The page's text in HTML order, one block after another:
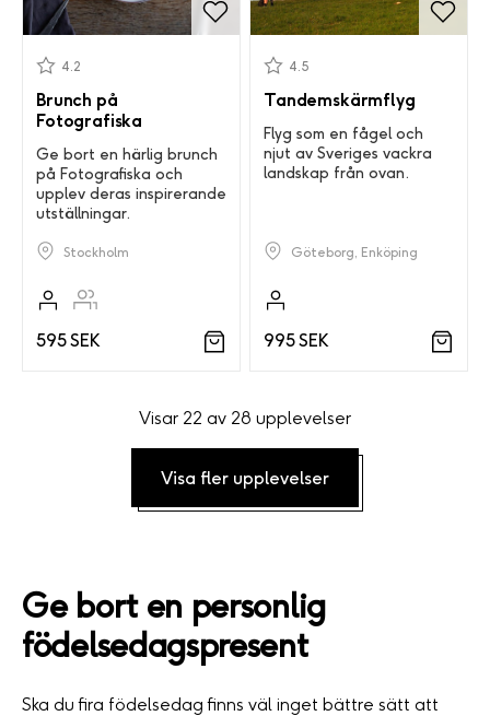
Brunch på
Fotografiska
4.2
Ge bort en härlig brunch
på Fotografiska och
upplev deras inspirerande
utställningar.
Stockholm
595 SEK
Tandemskärmflyg
4.5
Flyg som en fågel och
njut av Sveriges vackra
landskap från ovan.
Göteborg, Enköping
995 SEK
Visar 22 av 28 upplevelser
Visa fler upplevelser
Ge bort en personlig
födelsedagspresent
Ska du fira födelsedag finns väl inget bättre sätt att